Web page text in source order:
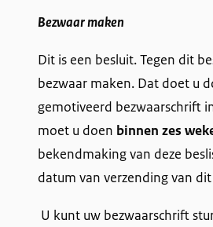
Bezwaar maken
Dit is een besluit. Tegen dit
bezwaar maken. Dat doet u
gemotiveerd bezwaarschrift
moet u doen binnen zes
bekendmaking van deze
datum van verzending van
U kunt uw bezwaarschrift